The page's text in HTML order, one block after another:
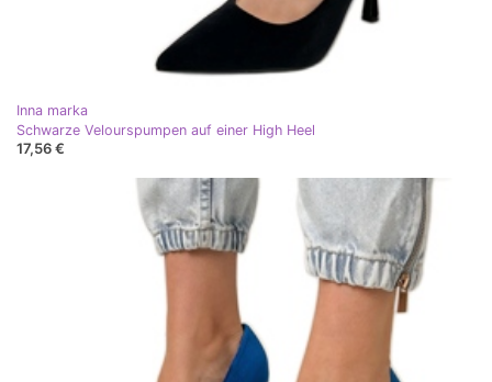
Inna marka
Schwarze Velourspumpen auf einer High Heel
17,56 €